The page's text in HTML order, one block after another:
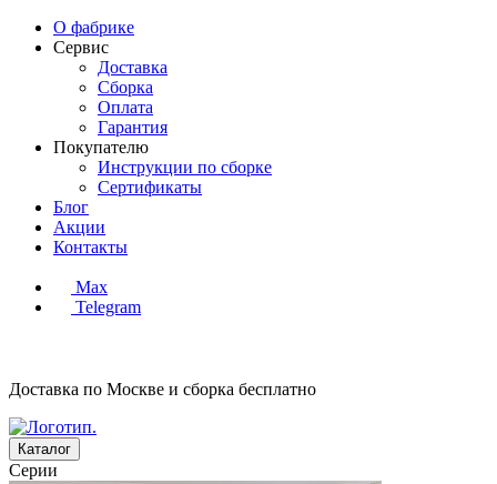
О фабрике
Сервис
Доставка
Сборка
Оплата
Гарантия
Покупателю
Инструкции по сборке
Сертификаты
Блог
Акции
Контакты
Max
Telegram
Доставка по Москве и сборка бесплатно
Каталог
Серии